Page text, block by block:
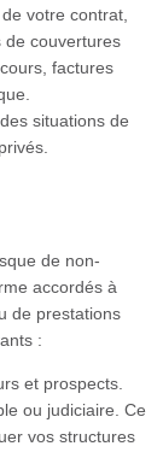
votre contrat,
de couvertures
factures
situations de
de non-
accordés à
de prestations
:
et prospects.
ou judiciaire. Ce
vos structures